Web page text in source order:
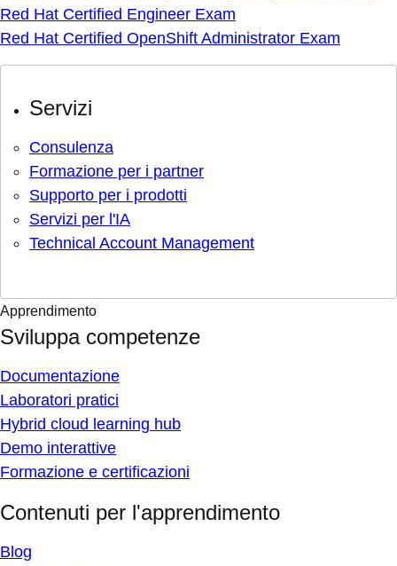
Red Hat Certified Engineer Exam
Red Hat Certified OpenShift Administrator Exam
Servizi
Consulenza
Formazione per i partner
Supporto per i prodotti
Servizi per l'IA
Technical Account Management
Apprendimento
Sviluppa competenze
Documentazione
Laboratori pratici
Hybrid cloud learning hub
Demo interattive
Formazione e certificazioni
Contenuti per l'apprendimento
Blog